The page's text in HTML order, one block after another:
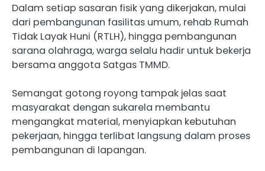
Dalam setiap sasaran fisik yang dikerjakan, mulai
dari pembangunan fasilitas umum, rehab Rumah
Tidak Layak Huni (RTLH), hingga pembangunan
sarana olahraga, warga selalu hadir untuk bekerja
bersama anggota Satgas TMMD.
Semangat gotong royong tampak jelas saat
masyarakat dengan sukarela membantu
mengangkat material, menyiapkan kebutuhan
pekerjaan, hingga terlibat langsung dalam proses
pembangunan di lapangan.